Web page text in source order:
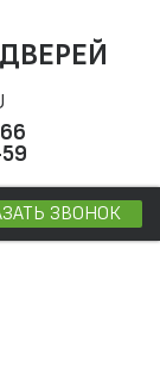
ДВЕРЕЙ
ЗВОНОК